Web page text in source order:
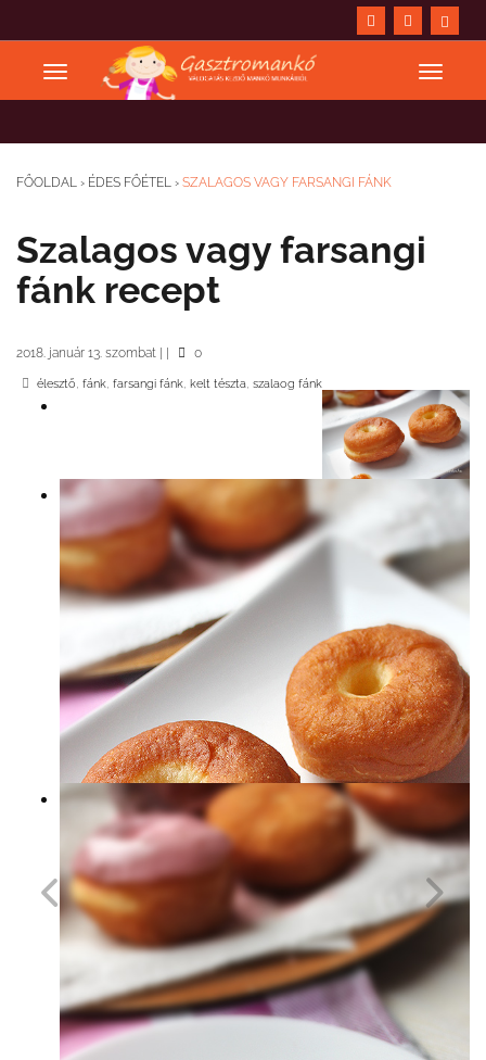
FŐOLDAL › ÉDES FŐÉTEL › SZALAGOS VAGY FARSANGI FÁNK
Szalagos vagy farsangi
fánk recept
2018. január 13. szombat | | 0
élesztő fánk, farsangi fánk, kelt tészta, szalaog fánk